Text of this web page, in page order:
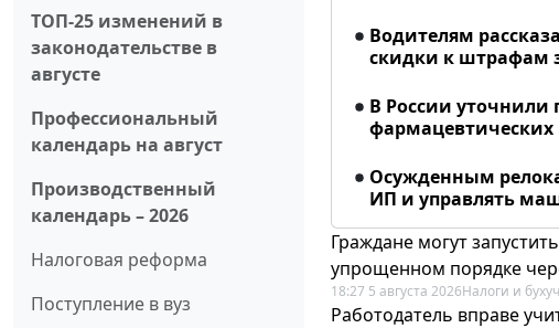
ТОП-25 изменений в
законодательстве в
августе
Профессиональный
календарь на август
Производственный
календарь – 2026
Налоговая реформа
Поступление в вуз
Водителям
скидки к штрафам
В России уточнили
фармацевтических
Осужденным
ИП и управлять
Граждане могут
упрощенном порядке
18:27 5 августа 2026Налоги и
Работодатель вправе